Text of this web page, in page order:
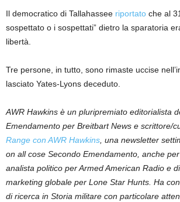
Il democratico di Tallahassee riportato che al
sospettato o i sospettati” dietro la sparatoria
libertà.
Tre persone, in tutto, sono rimaste uccise
lasciato Yates-Lyons deceduto.
AWR Hawkins è un pluripremiato editorialista
Emendamento per Breitbart News e scrittore/
Range con AWR Hawkins una newsletter
on all cose Secondo Emendamento, anche
analista politico per Armed American Radio e
marketing globale per Lone Star Hunts. Ha
di ricerca in Storia militare con particolare